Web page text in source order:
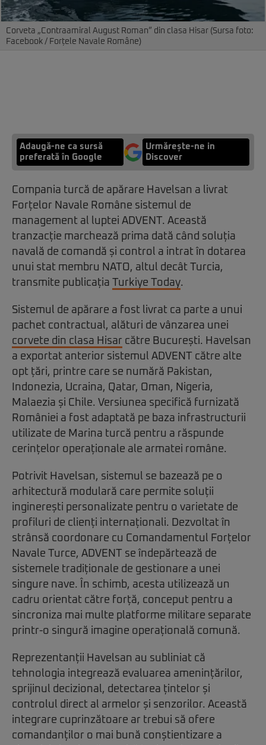
Corveta „Contraamiral August Roman” din clasa Hisar (Sursa foto:
Facebook / Forțele Navale Române)
Adaugă-ne ca sursă
preferată în Google
Urmărește-ne in
Discover
Compania turcă de apărare Havelsan a livrat
Forțelor Navale Române sistemul de
management al luptei ADVENT. Această
tranzacție marchează prima dată când soluția
navală de comandă și control a intrat în dotarea
unui stat membru NATO, altul decât Turcia,
transmite publicația
Turkiye Today.
Sistemul de apărare a fost livrat ca parte a unui
pachet contractual, alături de vânzarea unei
corvete din clasa Hisar către București. Havelsan
a exportat anterior sistemul ADVENT către alte
opt țări, printre care se numără Pakistan,
Indonezia, Ucraina, Qatar, Oman, Nigeria,
Malaezia și Chile. Versiunea specifică furnizată
României a fost adaptată pe baza infrastructurii
utilizate de Marina turcă pentru a răspunde
cerințelor operaționale ale armatei române.
Potrivit Havelsan, sistemul se bazează pe o
arhitectură modulară care permite soluții
inginerești personalizate pentru o varietate de
profiluri de clienți internaționali. Dezvoltat în
strânsă coordonare cu Comandamentul Forțelor
Navale Turce, ADVENT se îndepărtează de
sistemele tradiționale de gestionare a unei
singure nave. În schimb, acesta utilizează un
cadru orientat către forță, conceput pentru a
sincroniza mai multe platforme militare separate
printr-o singură imagine operațională comună.
Reprezentanții Havelsan au subliniat că
tehnologia integrează evaluarea amenințărilor,
sprijinul decizional, detectarea țintelor și
controlul direct al armelor și senzorilor. Această
integrare cuprinzătoare ar trebui să ofere
comandanților o mai bună conștientizare a